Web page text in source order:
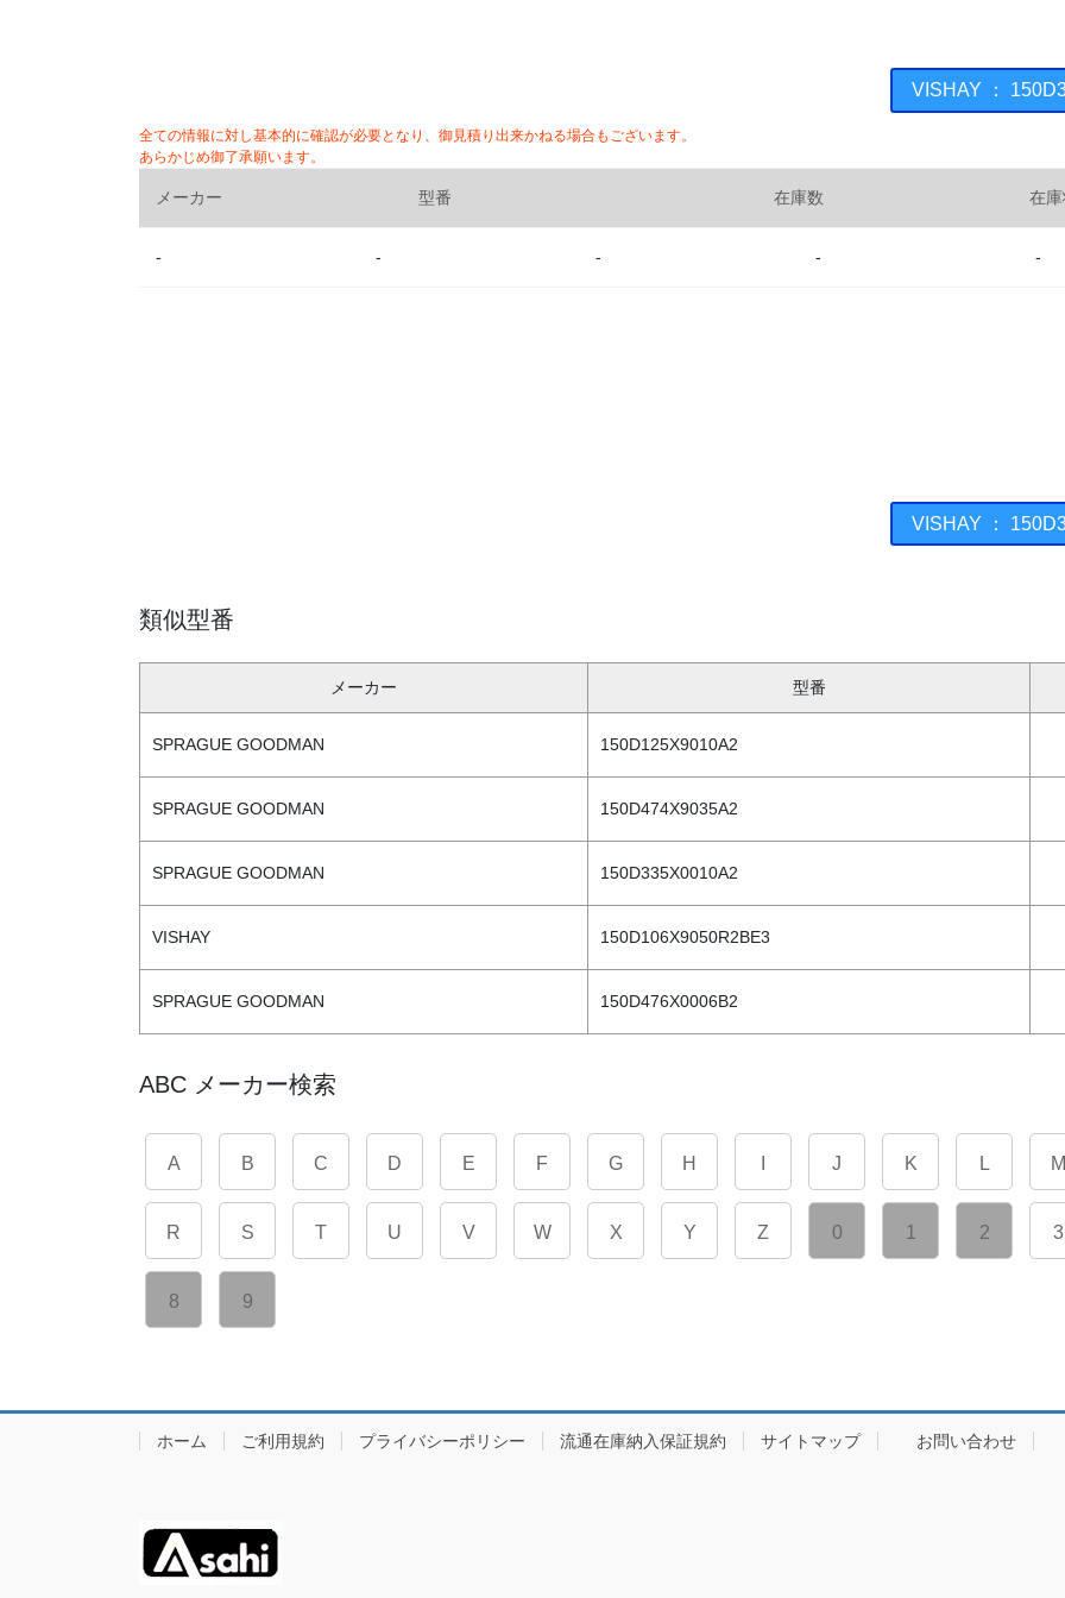
VISHAY ：
全ての情報に対し基本的に確認が必要となり、御見積り出来かねる場合もございます。
あらかじめ御了承願います。
メーカー 型番 在庫数 在
- - - - -
VISHAY ：
類似型番
メーカー 型番
SPRAGUE GOODMAN 150D125X9010A2
SPRAGUE GOODMAN 150D474X9035A2
SPRAGUE GOODMAN 150D335X0010A2
VISHAY 150D106X9050R2BE3
SPRAGUE GOODMAN 150D476X0006B2
ABC メーカー検索
A B C D E F G H J K L M
R S T U V W X Y Z 0 1 2 3
8 9
ホーム ご利用規約 プライバシーポリシー 流通在庫納入保証規約 サイトマップ お問い合わせ